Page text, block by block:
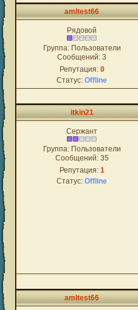
amltest66
Рядовой
Группа: Пользователи
Сообщений: 3
Репутация: 0
Статус: Offline
itkin21
Сержант
Группа: Пользователи
Сообщений: 35
Репутация: 1
Статус: Offline
amltest66